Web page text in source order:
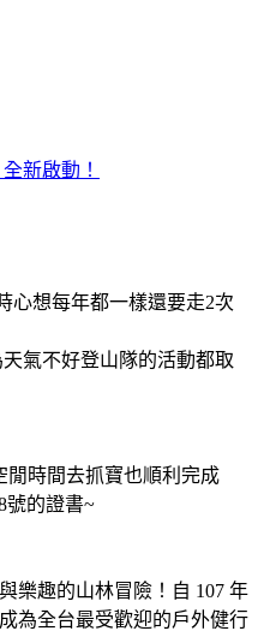
新啟動！
心想每年都一樣還要走2次
氣不好登山隊的活動都取
閒時間去抓寶也順利完成
號的證書~
樂趣的山林冒險！自 107 年
為全台最受歡迎的戶外健行